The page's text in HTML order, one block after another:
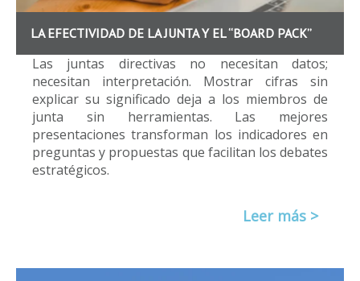
LA EFECTIVIDAD DE LA JUNTA Y EL “BOARD PACK”
Las juntas directivas no necesitan datos;
necesitan interpretación. Mostrar cifras sin
explicar su significado deja a los miembros de
junta sin herramientas. Las mejores
presentaciones transforman los indicadores en
preguntas y propuestas que facilitan los debates
estratégicos.
Leer más >